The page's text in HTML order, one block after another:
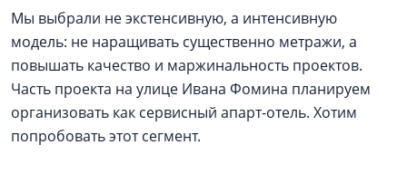
Мы выбрали не экстенсивную, а интенсивную
модель: не наращивать существенно метражи, а
повышать качество и маржинальность проектов.
Часть проекта на улице Ивана Фомина планируем
организовать как сервисный апарт-отель. Хотим
попробовать этот сегмент.